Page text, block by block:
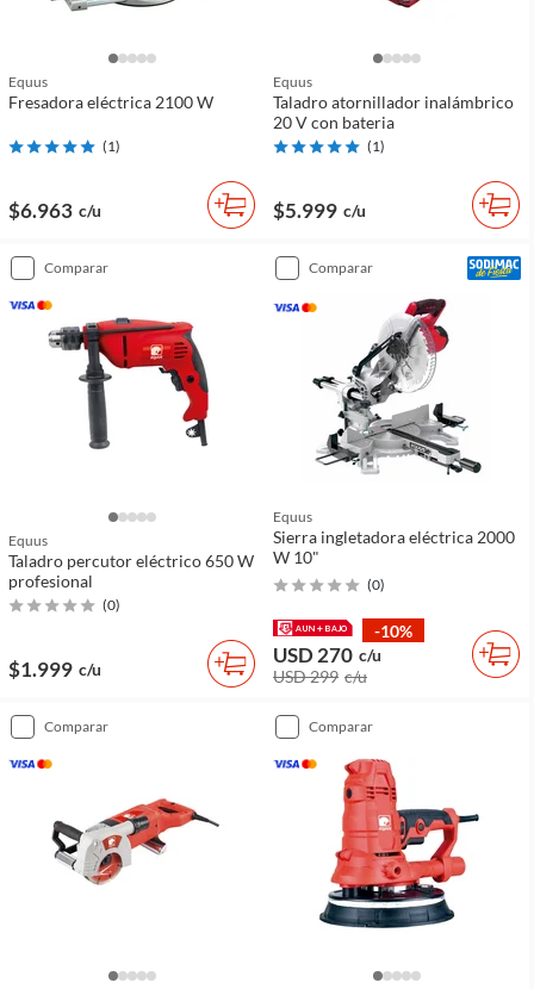
Equus
Fresadora eléctrica 2100 W
(1)
$6.963 c/u
Equus
Taladro atornillador inalámbrico
20 V con bateria
(1)
$5.999 c/u
comparar
Equus
Taladro percutor eléctrico 650 W
profesional
(0)
$1.999 c/u
comparar
Equus
Sierra ingletadora eléctrica 2000
W 10"
(0)
-10%
USD 270 c/u
USD 299 c/u
comparar comparar